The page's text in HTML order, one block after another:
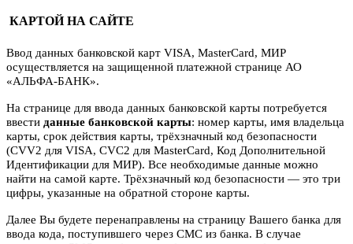
КАРТОЙ НА САЙТЕ
Ввод данных банковской карт VISA, MasterCard, МИР
осуществляется на защищенной платежной странице АО
«АЛЬФА-БАНК».
На странице для ввода данных банковской карты потребуется
ввести данные банковской карты: номер карты, имя владельца
карты, срок действия карты, трёхзначный код безопасности
(CVV2 для VISA, CVC2 для MasterCard, Код Дополнительной
Идентификации для МИР). Все необходимые данные можно
найти на самой карте. Трёхзначный код безопасности — это три
цифры, указанные на обратной стороне карты.
Далее Вы будете перенаправлены на страницу Вашего банка для
ввода кода, поступившего через СМС из банка. В случае